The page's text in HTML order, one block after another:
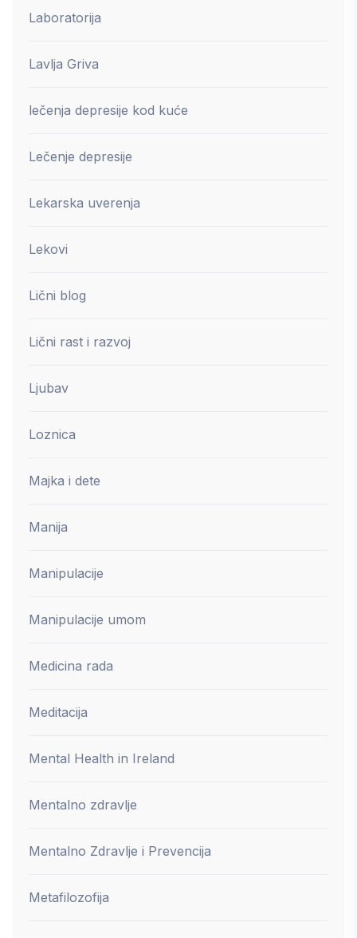
Laboratorija
Lavlja Griva
lečenja depresije kod kuće
Lečenje depresije
Lekarska uverenja
Lekovi
Lični blog
Lični rast i razvoj
Ljubav
Loznica
Majka i dete
Manija
Manipulacije
Manipulacije umom
Medicina rada
Meditacija
Mental Health in Ireland
Mentalno zdravlje
Mentalno Zdravlje i Prevencija
Metafilozofija